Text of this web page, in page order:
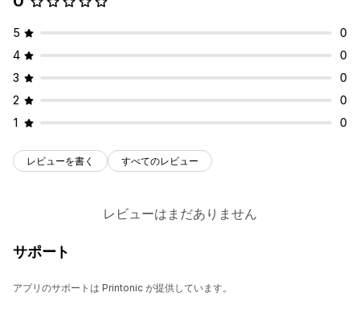
5
0
4
0
3
0
2
0
1
0
レビューを書く すべてのレビュー
レビューはまだありません
サポート
アプリのサポートは Printonic が提供しています。